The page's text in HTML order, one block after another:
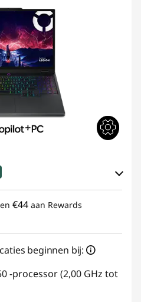
:-€ 379,98
€44 aan Rewards
beginnen bij:
-processor (2,00 GHz tot